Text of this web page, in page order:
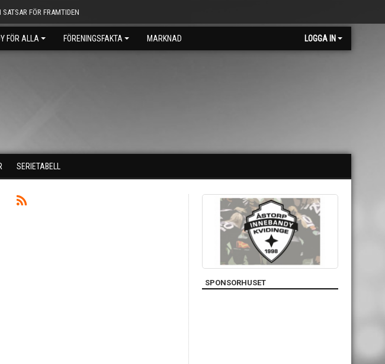
FÖR FRAMTIDEN
FÖR ALLA FÖRENINGSFAKTA MARKNAD LOGGA IN
SERIETABELL
SPONSORHUSET